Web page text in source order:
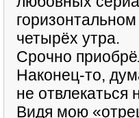
четырёх утра.
Срочно
Наконец-то,
не
Видя мою